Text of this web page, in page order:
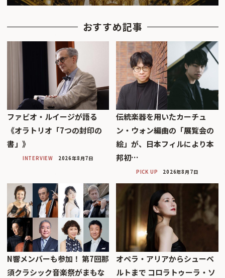
おすすめ記事
ファビオ・ルイージが語る
《オラトリオ「7つの封印の
書」》
INTERVIEW 2026年8月7日
伝統楽器を用いたカーチュ
ン・ウォン編曲の「展覧会の
絵」が、日本フィルにより本
邦初…
PICK UP 2026年8月7日
N響メンバーも参加！ 第7回那
須クラシック音楽祭がまもな
オペラ・アリアからシューベ
ルトまで コロラトゥーラ・ソ